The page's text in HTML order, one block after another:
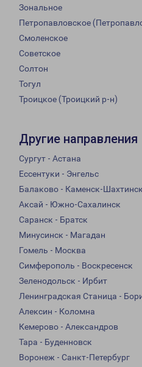
Зональное
Петропавловское
Смоленское
Советское
Солтон
Тогул
Троицкое (Троицкий р-н)
Другие направления
Сургут - Астана
Ессентуки - Энгельс
Балаково - Каменск-
Аксай - Южно-Сахалинск
Саранск - Братск
Минусинск - Магадан
Гомель - Москва
Симферополь - Воскресенск
Зеленодольск - Ирбит
Ленинградская Станица -
Алексин - Коломна
Кемерово - Александров
Тара - Буденновск
Воронеж - Санкт-Петербург